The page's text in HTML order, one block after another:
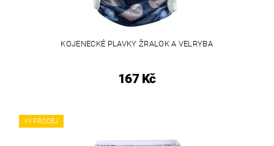
KOJENECKÉ PLAVKY ŽRALOK A VELRYBA
167 Kč
VÝPRODEJ